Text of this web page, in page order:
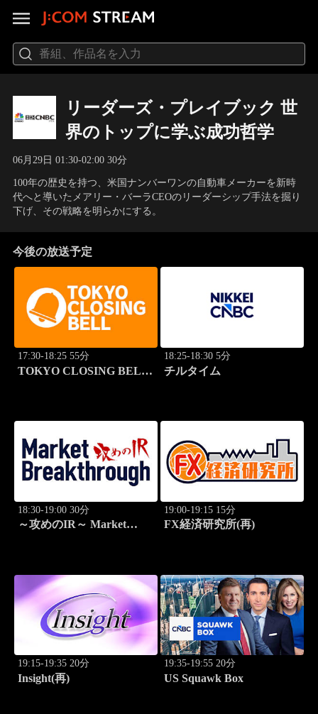
リーダーズ・プレイブック 世
界のトップに学ぶ成功哲学
06月29日 01:30-02:00 30分
100年の歴史を持つ、米国ナンバーワンの自動車メーカーを新時
代へと導いたメアリー・バーラCEOのリーダーシップ手法を掘り
下げ、その戦略を明らかにする。
今後の放送予定
17:30-18:25 55分
TOKYO CLOSING BELL
18:25-18:30 5分
チルタイム
18:30-19:00 30分
～攻めのIR～ Market
19:00-19:15 15分
FX経済研究所(再)
19:15-19:35 20分
Insight(再)
19:35-19:55 20分
US Squawk Box